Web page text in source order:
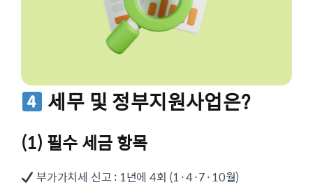
세무 및 정부지원사업은?
(1) 필수 세금 항목
부가가치세 신고 : 1년에 4회 (1·4·7·10월)